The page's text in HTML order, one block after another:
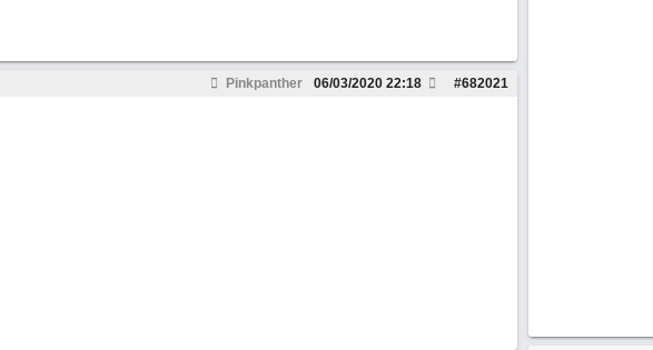
Pinkpanther #682021
06/03/2020 22:18